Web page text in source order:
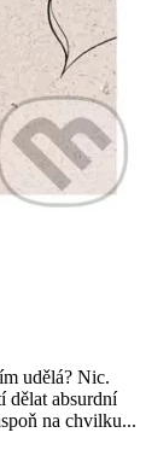
udělá? Nic.
dělat absurdní
na chvilku...